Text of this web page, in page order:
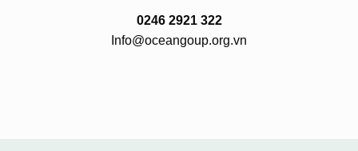
0246 2921 322
Info@oceangoup.org.vn